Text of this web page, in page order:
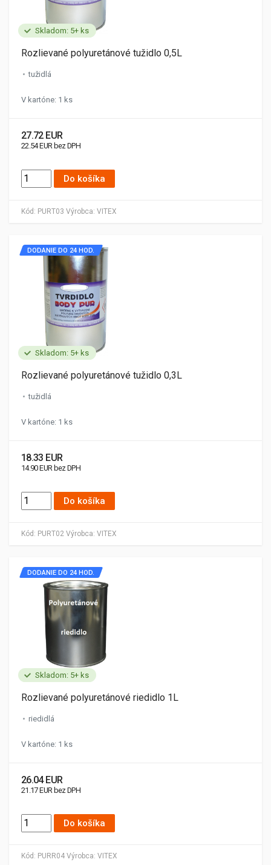
Skladom: 5+ ks
Kód: PURT03 Výrobca: VITEX
Rozlievané polyuretánové tužidlo 0,5L
tužidlá
V kartóne: 1 ks
27.72 EUR
22.54 EUR bez DPH
Do košíka
Skladom: 5+ ks
Kód: PURT02 Výrobca: VITEX
DODANIE DO 24 HOD.
Rozlievané polyuretánové tužidlo 0,3L
tužidlá
V kartóne: 1 ks
18.33 EUR
14.90 EUR bez DPH
Do košíka
Skladom: 5+ ks
Kód: PURR04 Výrobca: VITEX
DODANIE DO 24 HOD.
Rozlievané polyuretánové riedidlo 1L
riedidlá
V kartóne: 1 ks
26.04 EUR
21.17 EUR bez DPH
Do košíka